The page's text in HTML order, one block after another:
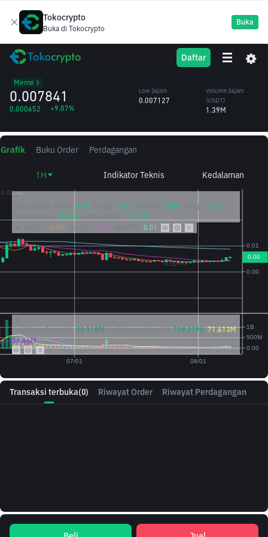
Tokocrypto
Buka di Tokocrypto
Buka
Daftar
BANANAS31
Meme
0.007841
0.000652 +9.07%
Low 24jam
0.007127
Volume 24jam
(BANANAS31)
Volume 24jam
(USDT)
1.39M
Transaksi terbuka(0) Riwayat Order Riwayat Perdagangan
Grafik Buku Order Perdagangan
1H Indikator Teknis Kedalaman
0.00 0.01 0.00 Tutup:
0.00
0.74%
4.94%
0.01 MA(25): 0.01 0.01
Vol({{baseAsset}}): 90.918M Vol({{quoteAsset}}) 709.379K 71.613M
56.46M